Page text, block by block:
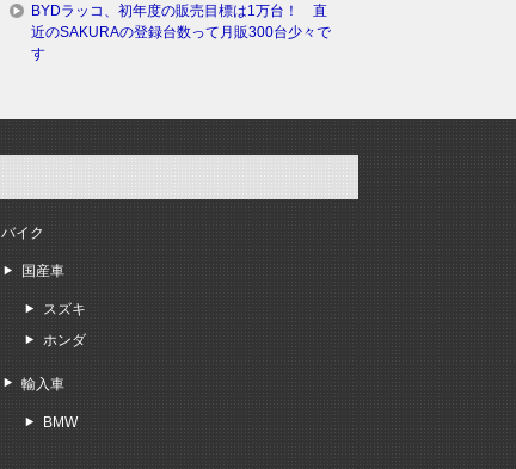
BYDラッコ、初年度の販売目標は1万台！ 直
近のSAKURAの登録台数って月販300台少々で
す
バイク
国産車
スズキ
ホンダ
輸入車
BMW